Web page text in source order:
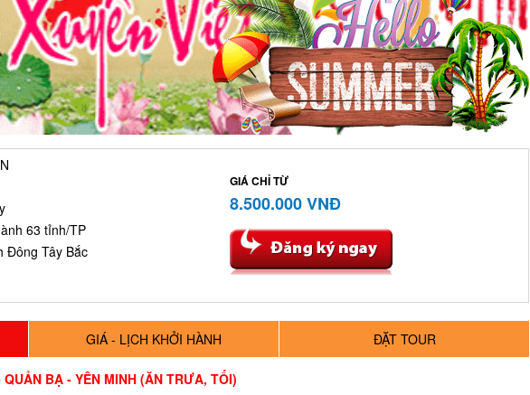
63 tỉnh/TP
Đông Tây Bắc
GIÁ CHỈ TỪ
8.500.000 VNĐ
GIÁ - LỊCH KHỞI HÀNH ĐẶT TOUR
BẠ - YÊN MINH (ĂN TRƯA, TỐI)